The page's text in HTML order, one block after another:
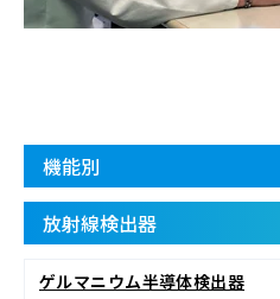
機能別
放射線検出器
ゲルマニウム半導体検出器